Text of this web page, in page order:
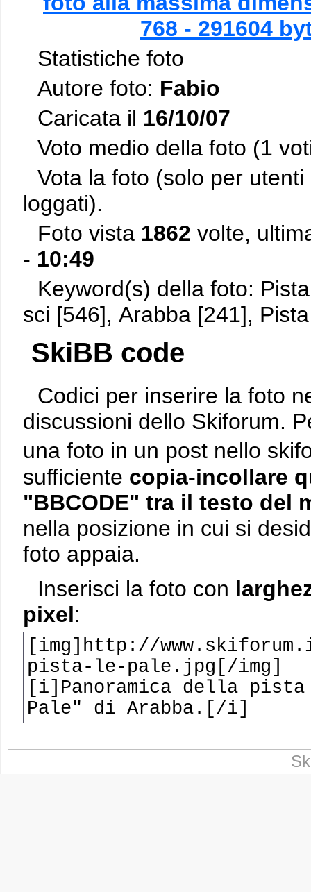
768 - 291604
Statistiche foto
Autore foto: Fabio
Caricata il 16/10/07
Voto medio della foto (1
Vota la foto (solo per
loggati).
Foto vista 1862 volte,
- 10:49
Keyword(s) della foto: Pista
sci [546], Arabba [241],
SkiBB code
Codici per inserire la foto
discussioni dello Skiforum.
una foto in un post nello
sufficiente copia-incollare
"BBCODE" tra il testo del
nella posizione in cui si
foto appaia.
Inserisci la foto con
pixel:
[img]http://
pista-le-pale.jpg[/img]
[i]Panoramica della
Pale" di Arabba.[/i]